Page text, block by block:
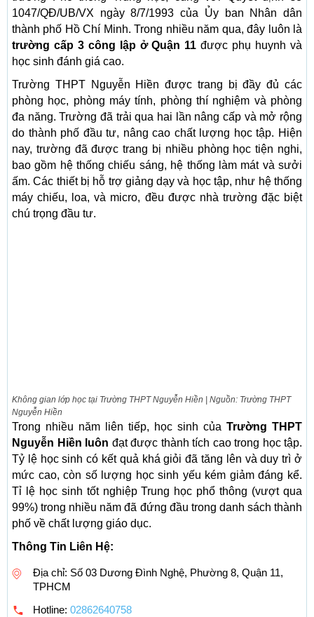
1047/QĐ/UB/VX ngày 8/7/1993 của Ủy ban Nhân dân
thành phố Hồ Chí Minh. Trong nhiều năm qua, đây luôn là
trường cấp 3 công lập ở Quận 11 được phụ huynh và
học sinh đánh giá cao.
Trường THPT Nguyễn Hiền được trang bị đầy đủ các
phòng học, phòng máy tính, phòng thí nghiệm và phòng
đa năng. Trường đã trải qua hai lần nâng cấp và mở rộng
do thành phố đầu tư, nâng cao chất lượng học tập. Hiện
nay, trường đã được trang bị nhiều phòng học tiện nghi,
bao gồm hệ thống chiếu sáng, hệ thống làm mát và sưởi
ấm. Các thiết bị hỗ trợ giảng dạy và học tập, như hệ thống
máy chiếu, loa, và micro, đều được nhà trường đặc biệt
chú trọng đầu tư.
Không gian lớp học tại Trường THPT Nguyễn Hiền | Nguồn: Trường THPT
Nguyễn Hiền
Trong nhiều năm liên tiếp, học sinh của Trường THPT
Nguyễn Hiền luôn đạt được thành tích cao trong học tập.
Tỷ lệ học sinh có kết quả khá giỏi đã tăng lên và duy trì ở
mức cao, còn số lượng học sinh yếu kém giảm đáng kể.
Tỉ lệ học sinh tốt nghiệp Trung học phổ thông (vượt qua
99%) trong nhiều năm đã đứng đầu trong danh sách thành
phố về chất lượng giáo dục.
Thông Tin Liên Hệ:
Địa chỉ: Số 03 Dương Đình Nghệ, Phường 8, Quận 11,
TPHCM
Hotline: 02862640758